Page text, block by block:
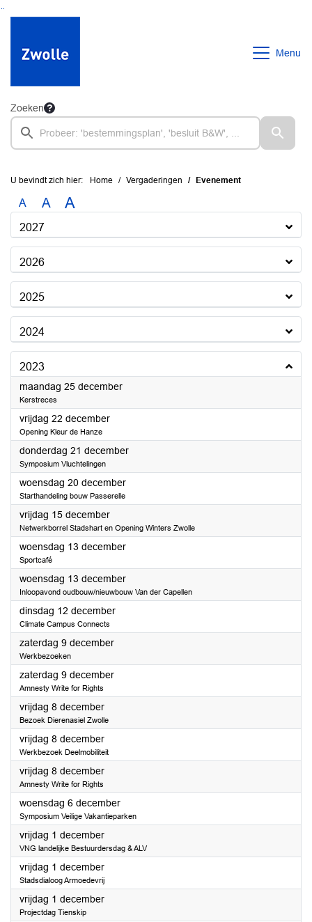
Ga naar de inhoud van deze pagina
Ga naar het zoeken
Ga naar het menu
Menu
Zoeken
U bevindt zich hier: Home Vergaderingen Evenement
A A A
2027
2026
2025
2024
2023
maandag 25 december2023
Kerstreces
vrijdag 22 december2023
Opening Kleur de Hanze
donderdag 21 december2023
Symposium Vluchtelingen
woensdag 20 december2023
Starthandeling bouw Passerelle
vrijdag 15 december2023
Netwerkborrel Stadshart en Opening Winters Zwolle
woensdag 13 december2023
Sportcafé
woensdag 13 december2023
Inloopavond oudbouw/nieuwbouw Van der Capellen
dinsdag 12 december2023
Climate Campus Connects
zaterdag 9 december2023
Werkbezoeken
zaterdag 9 december2023
Amnesty Write for Rights
vrijdag 8 december2023
Bezoek Dierenasiel Zwolle
vrijdag 8 december2023
Werkbezoek Deelmobiliteit
vrijdag 8 december2023
Amnesty Write for Rights
woensdag 6 december2023
Symposium Veilige Vakantieparken
vrijdag 1 december2023
VNG landelijke Bestuurdersdag & ALV
vrijdag 1 december2023
Stadsdialoog Armoedevrij
vrijdag 1 december2023
Projectdag Tienskip